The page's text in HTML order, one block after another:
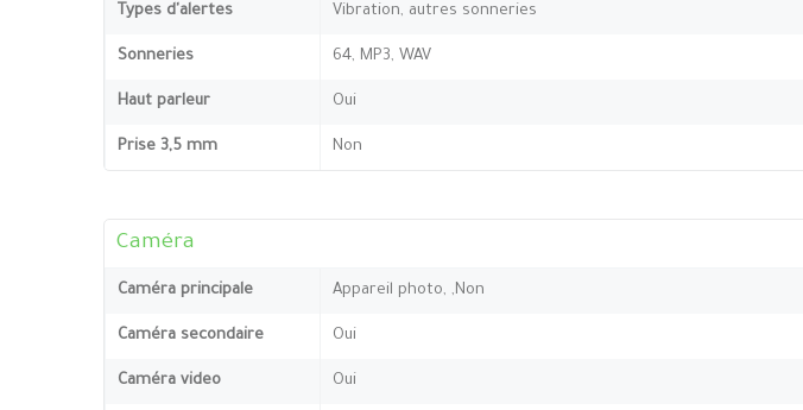
Types d'alertes Vibration, autres sonneries
Sonneries 64, MP3, WAV
Haut parleur Oui
Prise 3,5 mm Non
Caméra
Caméra principale Appareil photo, ,Non
Caméra secondaire Oui
Caméra video Oui